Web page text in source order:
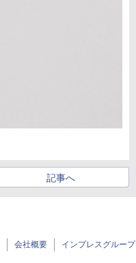
記事へ
会社概要 インプレスグループ